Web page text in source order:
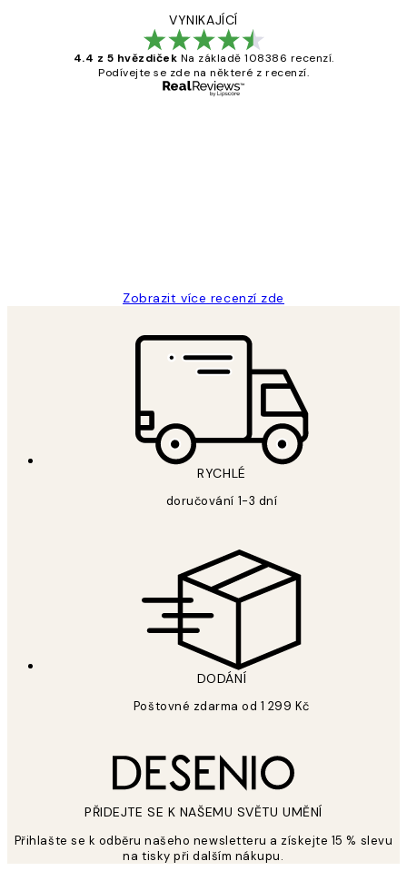
VYNIKAJÍCÍ
4.4 z 5 hvězdiček Na základě 108386 recenzí.
Podívejte se zde na některé z recenzí.
Zobrazit více recenzí zde
RYCHLÉ
doručování 1-3 dní
DODÁNÍ
Poštovné zdarma od 1 299 Kč
PŘIDEJTE SE K NAŠEMU SVĚTU UMĚNÍ
Přihlašte se k odběru našeho newsletteru a získejte 15 % slevu
na tisky při dalším nákupu.